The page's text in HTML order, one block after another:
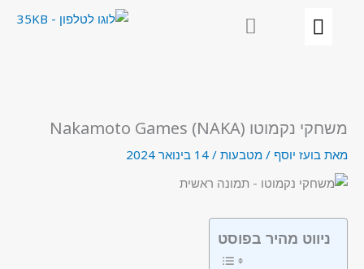
משחקי נקמוטו (NAKA) Nakamoto Games
מאת בועז יוסף / מטבעות / 14 בינואר 2024
ניווט מהיר בפוסט